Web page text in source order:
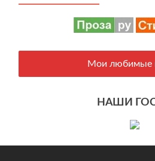
Мои любимые
НАШИ